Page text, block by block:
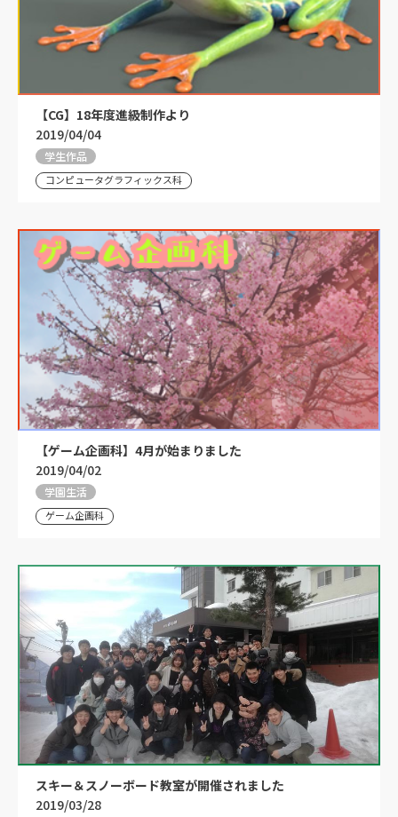
【CG】18年度進級制作より
2019/04/04
学生作品
コンピュータグラフィックス科
【ゲーム企画科】4月が始まりました
2019/04/02
学園生活
ゲーム企画科
スキー＆スノーボード教室が開催されました
2019/03/28